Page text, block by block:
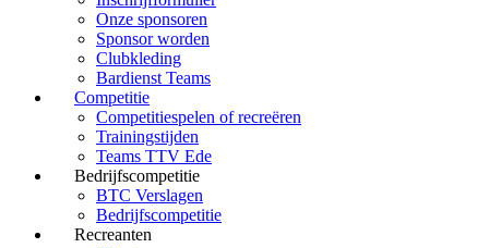
Onze sponsoren
Sponsor worden
Clubkleding
Bardienst Teams
Competitie
Competitiespelen of recreëren
Trainingstijden
Teams TTV Ede
Bedrijfscompetitie
BTC Verslagen
Bedrijfscompetitie
Recreanten